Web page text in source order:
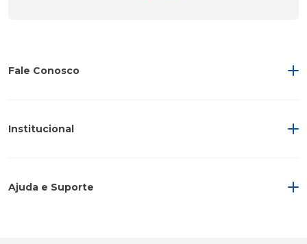
Fale Conosco
Institucional
Ajuda e Suporte